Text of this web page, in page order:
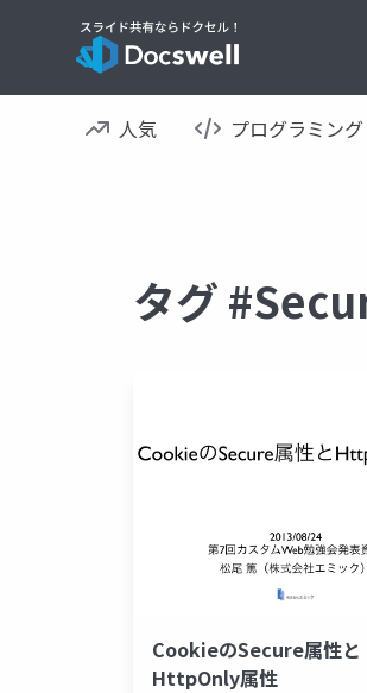
人気 プログラミング
タグ
CookieのSecure属性と
HttpOnly属性